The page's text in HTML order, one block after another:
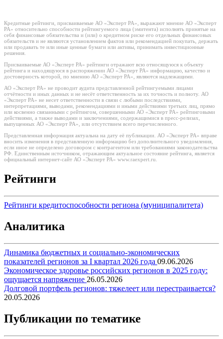
Кредитные рейтинги, присваиваемые АО «Эксперт РА», выражают мнение АО «Эксперт
РА» относительно способности рейтингуемого лица (эмитента) исполнять принятые на
себя финансовые обязательства и (или) о кредитном риске его отдельных финансовых
обязательств и не являются установлением фактов или рекомендацией покупать, держать
или продавать те или иные ценные бумаги или активы, принимать инвестиционные
решения.
Присваиваемые АО «Эксперт РА» рейтинги отражают всю относящуюся к объекту
рейтинга и находящуюся в распоряжении АО «Эксперт РА» информацию, качество и
достоверность которой, по мнению АО «Эксперт РА», являются надлежащими.
АО «Эксперт РА» не проводит аудита представленной рейтингуемыми лицами
отчётности и иных данных и не несёт ответственность за их точность и полноту. АО
«Эксперт РА» не несет ответственности в связи с любыми последствиями,
интерпретациями, выводами, рекомендациями и иными действиями третьих лиц, прямо
или косвенно связанными с рейтингом, совершенными АО «Эксперт РА» рейтинговыми
действиями, а также выводами и заключениями, содержащимися в пресс-релизах,
выпущенных АО «Эксперт РА», или отсутствием всего перечисленного.
Представленная информация актуальна на дату её публикации. АО «Эксперт РА» вправе
вносить изменения в представленную информацию без дополнительного уведомления,
если иное не определено договором с контрагентом или требованиями законодательства
РФ. Единственным источником, отражающим актуальное состояние рейтинга, является
официальный интернет-сайт АО «Эксперт РА» www.raexpert.ru.
Рейтинги
Рейтинги кредитоспособности региона (муниципалитета)
Аналитика
Динамика бюджетных и социально-экономических
показателей регионов за I квартал 2026 года 09.06.2026
Экономическое здоровье российских регионов в 2025 году:
ощущается напряжение 26.05.2026
Долговой портфель регионов: тяжелеет или перестраивается?
20.05.2026
Публикации по тематике